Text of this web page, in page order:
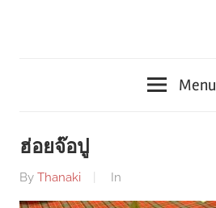
Menu
ฮ่อยจ๊อปู
By Thanaki In